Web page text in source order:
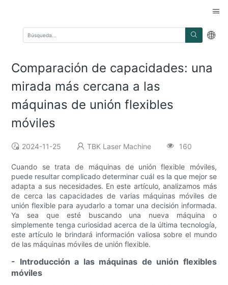
Comparación de capacidades: una
mirada más cercana a las
máquinas de unión flexibles
móviles
2024-11-25 TBK Laser Machine 160
Cuando se trata de máquinas de unión flexible móviles,
puede resultar complicado determinar cuál es la que mejor se
adapta a sus necesidades. En este artículo, analizamos más
de cerca las capacidades de varias máquinas móviles de
unión flexible para ayudarlo a tomar una decisión informada.
Ya sea que esté buscando una nueva máquina o
simplemente tenga curiosidad acerca de la última tecnología,
este artículo le brindará información valiosa sobre el mundo
de las máquinas móviles de unión flexible.
- Introducción a las máquinas de unión flexibles
móviles